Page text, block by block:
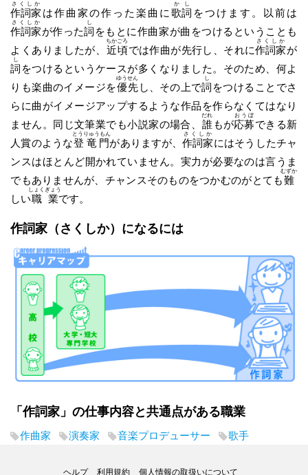
作詞家
さくしか
は作曲家の作った楽曲に歌詞
かし
をつけます。以前は
作詞家
さくしか
が作った詞
し
をもとに作曲家が曲をつけるということも
よくありましたが、 近頃
ちかごろ
では作曲が先行し、それに作詞家
さくしか
が
詞
し
をつけるというケースが多くなりました。そのため、何よ
りも楽曲のイメージを優先
ゆうせん
し、その上で詞
し
をつけることでさ
らに曲がイメージアップするような作品を作らなくてはなり
ません。同じ文筆業でも小説家の場合、 誰
だれ
もが応募
おうぼ
できる新
人賞のような登竜門
とうりゅうもん
がありますが、作詞家
さくしか
にはそうしたチャ
ンスはほとんど開かれていません。実力が必要なのは言うま
でもありませんが、チャンスそのものをつかむのがとても難
むずか
しい職業
しょくぎょう
です。
作詞家 （さくしか） になるには
「作詞家」の仕事内容と共通点がある職業
作曲家 演奏家 音楽プロデューサー 歌手
ヘルプ 利用規約 個人情報の取扱いについて